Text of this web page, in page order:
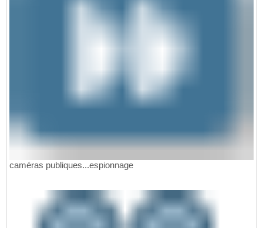
caméras publiques...espionnage